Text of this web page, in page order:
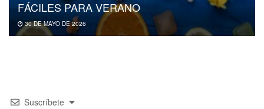
FÁCILES PARA VERANO
30 DE MAYO DE 2026
Suscríbete